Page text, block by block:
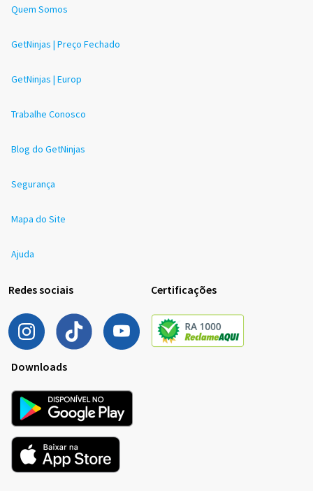
Quem Somos
GetNinjas | Preço Fechado
GetNinjas | Europ
Trabalhe Conosco
Blog do GetNinjas
Segurança
Mapa do Site
Ajuda
Redes sociais Certificações
Downloads